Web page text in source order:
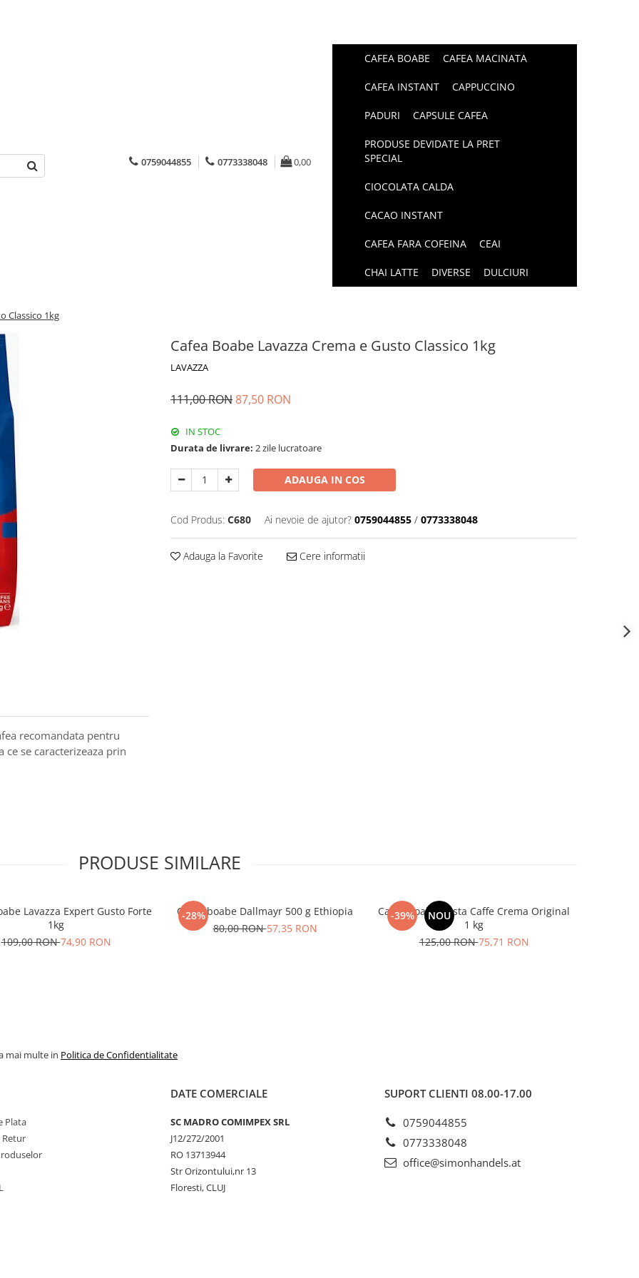
0759044855 0773338048 0,00
CAFEA BOABE CAFEA MACINATA
CAFEA INSTANT CAPPUCCINO
PADURI CAPSULE CAFEA
PRODUSE DEVIDATE LA PRET
SPECIAL
CIOCOLATA CALDA
CACAO INSTANT
CAFEA FARA COFEINA CEAI
CHAI LATTE DIVERSE DULCIURI
Classico 1kg
Cafea Boabe Lavazza Crema e Gusto Classico 1kg
LAVAZZA
111,00 RON87,50 RON
IN STOC
Durata de livrare: 2 zile lucratoare
ADAUGA IN COS
Cod Produs: C680 Ai nevoie de ajutor? 0759044855 / 0773338048
Adauga la Favorite Cere informatii
recomandata pentru
se caracterizeaza prin
PRODUSE SIMILARE
Lavazza Expert Gusto Forte
1kg
109,00 RON74,90 RON
-28%
Cafea boabe Dallmayr 500 g Ethiopia
80,00 RON57,35 RON
-39% NOU
Cafea boabe Costa Caffe Crema Original
1 kg
125,00 RON75,71 RON
mai multe in Politica de Confidentialitate
Plata
Retur
DATE COMERCIALE
SC MADRO COMIMPEX SRL
J12/272/2001
RO 13713944
Str Orizontului,nr 13
Floresti, CLUJ
SUPORT CLIENTI 08.00-17.00
0759044855
0773338048
office@simonhandels.at